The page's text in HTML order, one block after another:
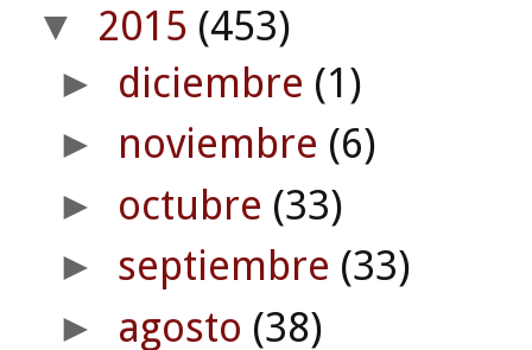
▼ 2015 (453)
► diciembre (1)
► noviembre (6)
► octubre (33)
► septiembre (33)
► agosto (38)